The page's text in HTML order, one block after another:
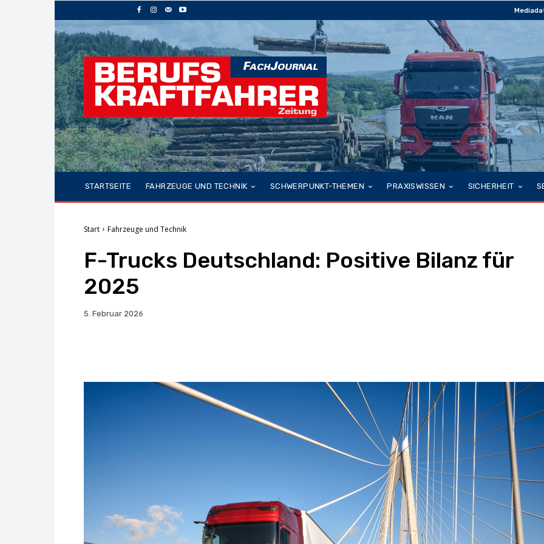
STARTSEITE FAHRZEUGE UND TECHNIK SCHWERPUNKT-THEMEN PRAXISWISSEN SICHERHEIT
Start Fahrzeuge und Technik
F-Trucks Deutschland: Positive Bilanz für
2025
5. Februar 2026